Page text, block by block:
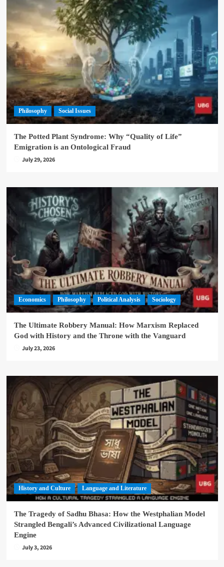
Philosophy Social Issues
The Potted Plant Syndrome: Why “Quality of Life”
Emigration is an Ontological Fraud
July 29, 2026
Economics Philosophy Political Analysis Sociology
The Ultimate Robbery Manual: How Marxism Replaced
God with History and the Throne with the Vanguard
July 23, 2026
History and Culture Language and Literature
The Tragedy of Sadhu Bhasa: How the Westphalian Model
Strangled Bengali’s Advanced Civilizational Language
Engine
July 3, 2026